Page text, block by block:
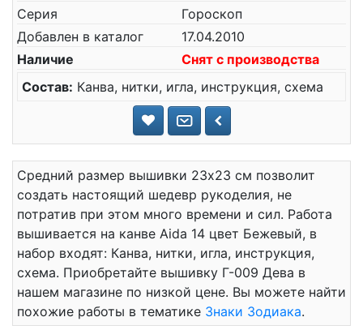
Серия
Гороскоп
Добавлен в каталог
17.04.2010
Наличие
Снят с производства
Состав: Канва, нитки, игла, инструкция, схема
Средний размер вышивки 23x23 см позволит
создать настоящий шедевр рукоделия, не
потратив при этом много времени и сил. Работа
вышивается на канве Aida 14 цвет Бежевый, в
набор входят: Канва, нитки, игла, инструкция,
схема. Приобретайте вышивку Г-009 Дева в
нашем магазине по низкой цене. Вы можете найти
похожие работы в тематике Знаки Зодиака.